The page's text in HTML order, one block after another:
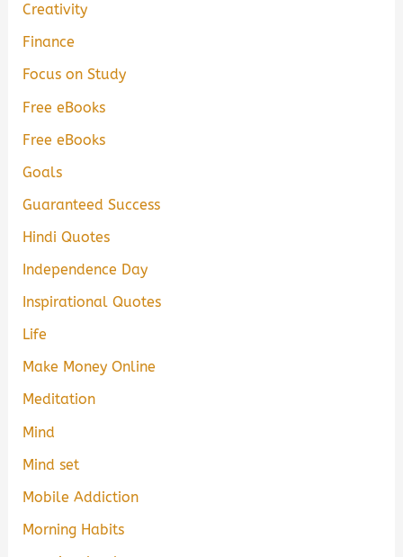
Creativity
Finance
Focus on Study
Free eBooks
Free eBooks
Goals
Guaranteed Success
Hindi Quotes
Independence Day
Inspirational Quotes
Life
Make Money Online
Meditation
Mind
Mind set
Mobile Addiction
Morning Habits